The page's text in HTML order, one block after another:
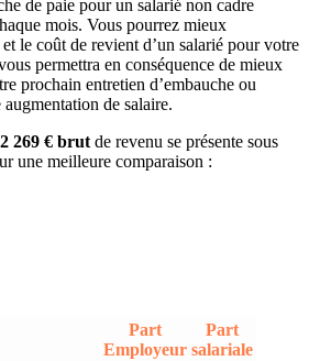
de paie pour un salarié non cadre
mois. Vous pourrez mieux
le coût de revient d’un salarié pour votre
permettra en conséquence de mieux
prochain entretien d’embauche ou
de salaire.
2 269 € brut de revenu se présente sous
une meilleure comparaison :
Part
Employeur
Part
salariale